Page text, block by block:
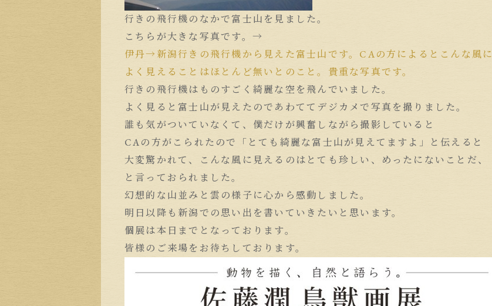
行きの飛行機のなかで富士山を見ました。
こちらが大きな写真です。→
伊丹→新潟行きの飛行機から見えた富士山です。CAの方によるとこんな風に
よく見えることはほとんど無いとのこと。貴重な写真です。
行きの飛行機はものすごく綺麗な空を飛んでいました。
よく見ると富士山が見えたのであわててデジカメで写真を撮りました。
誰も気がついていなくて、僕だけが興奮しながら撮影していると
CAの方がこられたので「とても綺麗な富士山が見えてますよ」と伝えると
大変驚かれて、こんな風に見えるのはとても珍しい、めったにないことだ、
と言っておられました。
幻想的な山並みと雲の様子に心から感動しました。
明日以降も新潟での思い出を書いていきたいと思います。
個展は本日までとなっております。
皆様のご来場をお待ちしております。